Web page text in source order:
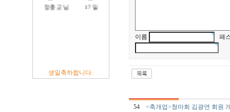
정충교 님
17 일
생일축하합니다.
이름 패
54
<축개업>청마회 김광연 회원